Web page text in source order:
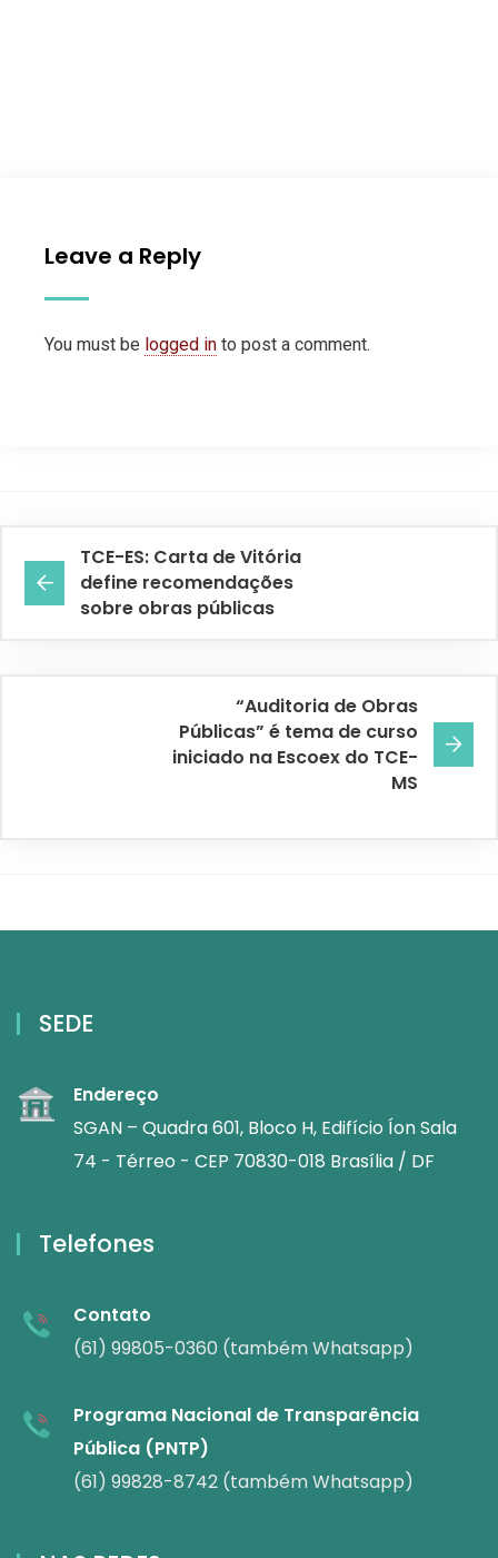
Leave a Reply
You must be logged in to post a comment.
TCE-ES: Carta de Vitória
define recomendações
sobre obras públicas
“Auditoria de Obras
Públicas” é tema de curso
iniciado na Escoex do TCE-
MS
SEDE
Endereço
SGAN – Quadra 601, Bloco H, Edifício Íon Sala
74 - Térreo - CEP 70830-018 Brasília / DF
Telefones
Contato
(61) 99805-0360 (também Whatsapp)
Programa Nacional de Transparência
Pública (PNTP)
(61) 99828-8742 (também Whatsapp)